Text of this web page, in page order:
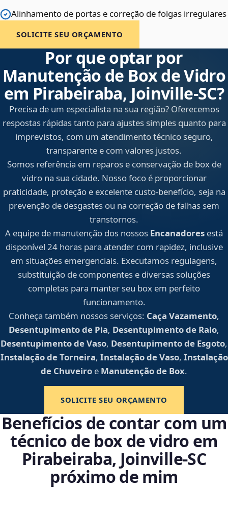
Alinhamento de portas e correção de folgas irregulares
SOLICITE SEU ORÇAMENTO
Por que optar por
Manutenção de Box de Vidro
em Pirabeiraba, Joinville‑SC?
Precisa de um especialista na sua região? Oferecemos
respostas rápidas tanto para ajustes simples quanto para
imprevistos, com um atendimento técnico seguro,
transparente e com valores justos.
Somos referência em reparos e conservação de box de
vidro na sua cidade. Nosso foco é proporcionar
praticidade, proteção e excelente custo-benefício, seja na
prevenção de desgastes ou na correção de falhas sem
transtornos.
A equipe de manutenção dos nossos Encanadores está
disponível 24 horas para atender com rapidez, inclusive
em situações emergenciais. Executamos regulagens,
substituição de componentes e diversas soluções
completas para manter seu box em perfeito
funcionamento.
Conheça também nossos serviços: Caça Vazamento,
Desentupimento de Pia, Desentupimento de Ralo,
Desentupimento de Vaso, Desentupimento de Esgoto,
Instalação de Torneira, Instalação de Vaso, Instalação
de Chuveiro e Manutenção de Box.
SOLICITE SEU ORÇAMENTO
Benefícios de contar com um
técnico de box de vidro em
Pirabeiraba, Joinville‑SC
próximo de mim